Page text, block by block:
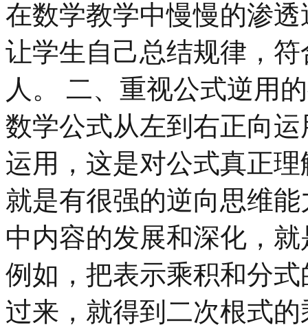
在数学教学中慢慢的渗
让学生自己总结规律，
人。 二、重视公式逆用
数学公式从左到右正向
运用，这是对公式真正
就是有很强的逆向思维
中内容的发展和深化，
例如，把表示乘积和分
过来，就得到二次根式